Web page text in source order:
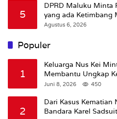
5
DPRD Maluku Minta
yang ada Ketimbang
Agustus 6, 2026
Populer
1
Keluarga Nus Kei
Membantu Ungkap
Juni 8, 2026 450
2
Dari Kasus Kematian
Bandara Karel